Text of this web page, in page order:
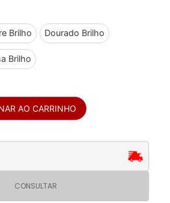
Brilho Dourado Brilho
Brilho
AO CARRINHO
CONSULTAR